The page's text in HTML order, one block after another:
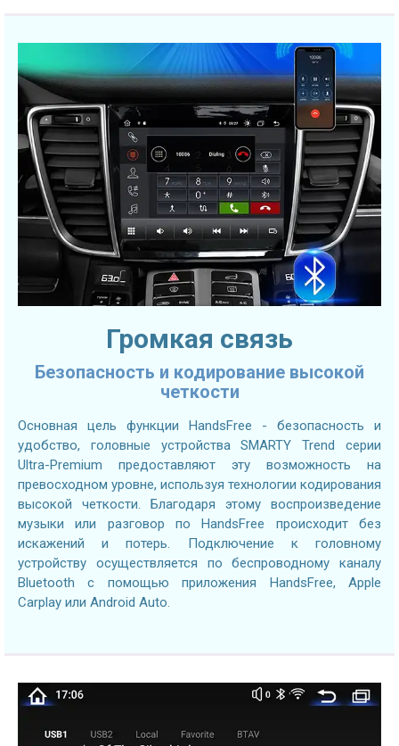
Громкая связь
Безопасность и кодирование высокой
четкости
Основная цель функции HandsFree - безопасность и
удобство, головные устройства SMARTY Trend серии
Ultra-Premium предоставляют эту возможность на
превосходном уровне, используя технологии кодирования
высокой четкости. Благодаря этому воспроизведение
музыки или разговор по HandsFree происходит без
искажений и потерь. Подключение к головному
устройству осуществляется по беспроводному каналу
Bluetooth с помощью приложения HandsFree, Apple
Carplay или Android Auto.